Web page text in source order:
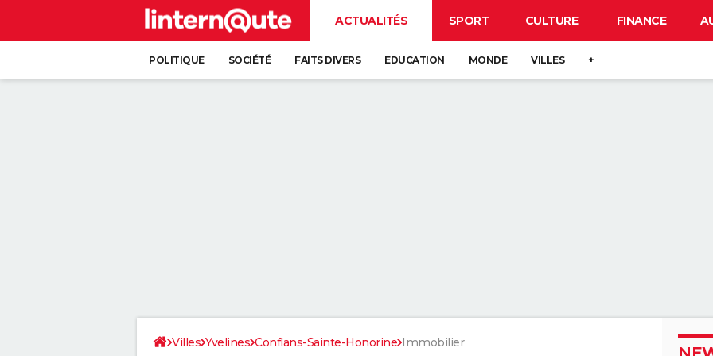
ACTUALITÉS SPORT CULTURE FINANCE
POLITIQUE SOCIÉTÉ FAITS DIVERS EDUCATION MONDE VILLES +
Villes Yvelines Conflans-Sainte-Honorine Immobilier